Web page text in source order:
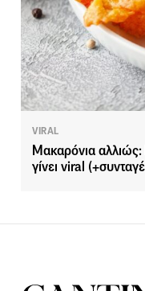
VIRAL
Μακαρόνια
γίνει viral